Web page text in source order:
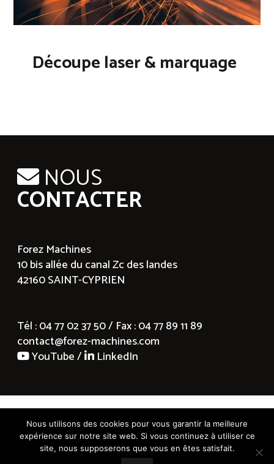
Découpe laser & marquage
NOUS
CONTACTER
Forez Machines
10 bis allée du canal Zc des landes
42160 SAINT-CYPRIEN
Tél : 04 77 02 37 50 / Fax : 04 77 89 11 89
contact@forez-machines.com
YouTube /
LinkedIn
Politique de confidentialité|Créateur de sites
Internet WordPress dans la Loire: SITE LINE
Nous utilisons des cookies pour vous garantir la meilleure
expérience sur notre site web. Si vous continuez à utiliser ce
site, nous supposerons que vous en êtes satisfait.